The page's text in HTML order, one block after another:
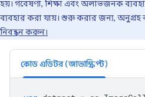
হয়। গবেষণা, শিক্ষা এবং অলাভজনক
ব্যবহার করা যায়। শুরু করার জন্য, অনুগ্রহ
নিবন্ধন করুন।
কোড এডিটর (জাভাস্ক্রিপ্ট)